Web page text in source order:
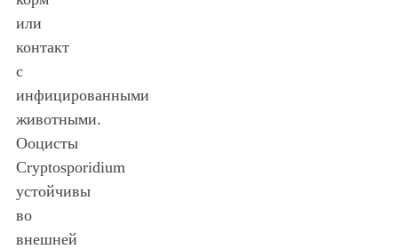
или
контакт
с
инфицированными
животными.
Ооцисты
Cryptosporidium
устойчивы
во
внешней